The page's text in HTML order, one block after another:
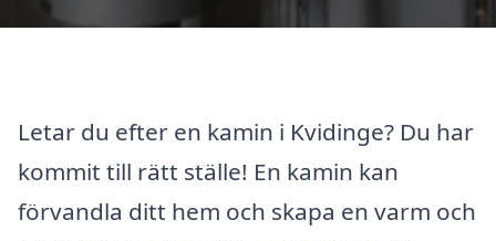
Letar du efter en kamin i Kvidinge? Du har
kommit till rätt ställe! En kamin kan
förvandla ditt hem och skapa en varm och